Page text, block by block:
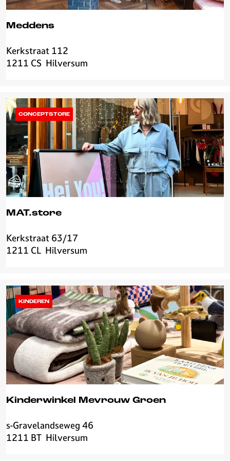
Meddens
M
e
e
n
s
Kerkstraat 112
1211 CS Hilversum
MAT.store
M
A
s
t
o
r
e
CONCEPTSTORE
Kerkstraat 63/17
1211 CL Hilversum
Kinderwinkel Mevrouw Groen
K
i
KINDEREN
s-Gravelandseweg 46
1211 BT Hilversum